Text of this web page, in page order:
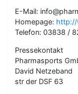
E-Mail:
Homepage:
Telefon: 03838 /
Pressekontakt
Pharmasports
David Netzeband
str der DSF 63